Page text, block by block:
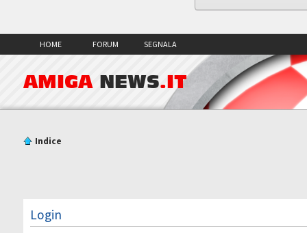
HOME FORUM SEGNALA
AMIGA NEWS.IT
Indice
Login